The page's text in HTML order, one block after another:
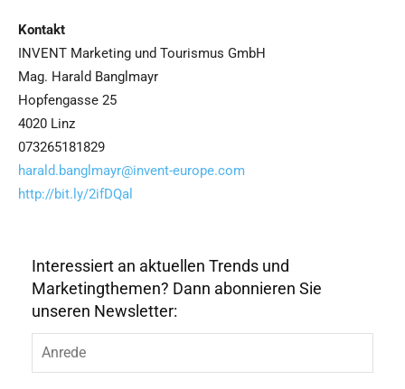
Kontakt
INVENT Marketing und Tourismus GmbH
Mag. Harald Banglmayr
Hopfengasse 25
4020 Linz
073265181829
harald.banglmayr@invent-europe.com
http://bit.ly/2ifDQal
Interessiert an aktuellen Trends und
Marketingthemen? Dann abonnieren Sie
unseren Newsletter: